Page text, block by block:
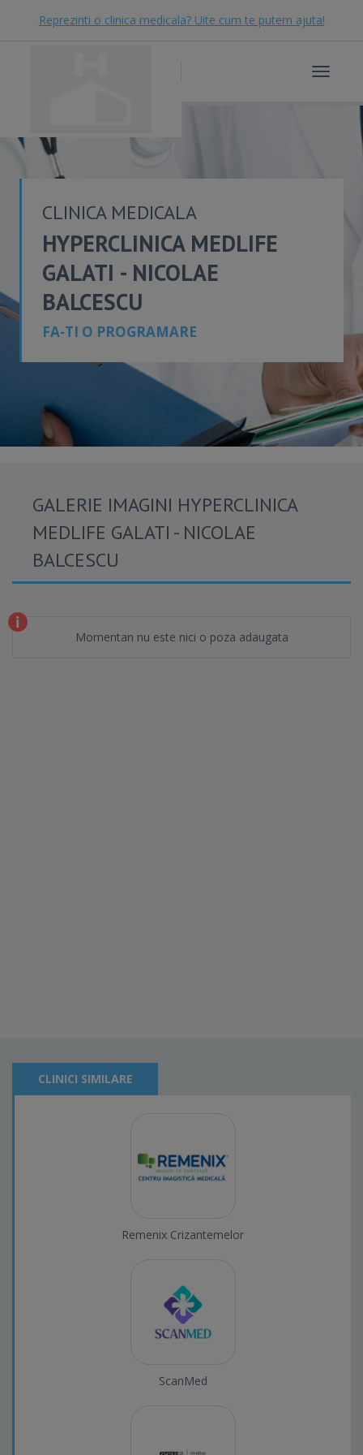
Reprezinti o clinica medicala? Uite cum te putem ajuta!
Toggle
CLINICA MEDICALA
HYPERCLINICA MEDLIFE
GALATI - NICOLAE
BALCESCU
FA-TI O PROGRAMARE
GALERIE IMAGINI HYPERCLINICA
MEDLIFE GALATI - NICOLAE
BALCESCU
Momentan nu este nici o poza adaugata
CLINICI SIMILARE
Remenix Crizantemelor
ScanMed